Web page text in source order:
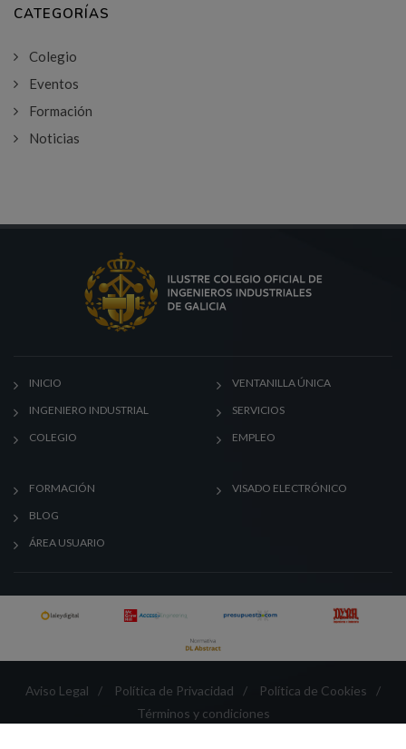
CATEGORÍAS
Colegio
Eventos
Formación
Noticias
INICIO
INGENIERO INDUSTRIAL
COLEGIO
VENTANILLA ÚNICA
SERVICIOS
EMPLEO
FORMACIÓN
BLOG
ÁREA USUARIO
VISADO ELECTRÓNICO
Aviso Legal / Política de Privacidad / Política de Cookies
/
Términos y condiciones